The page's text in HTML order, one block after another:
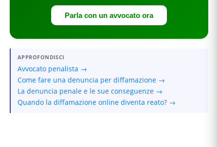
Parla con un avvocato ora
APPROFONDISCI
Avvocato penalista →
Come fare una denuncia per diffamazione →
La denuncia penale e le sue conseguenze →
Quando la diffamazione online diventa reato? →